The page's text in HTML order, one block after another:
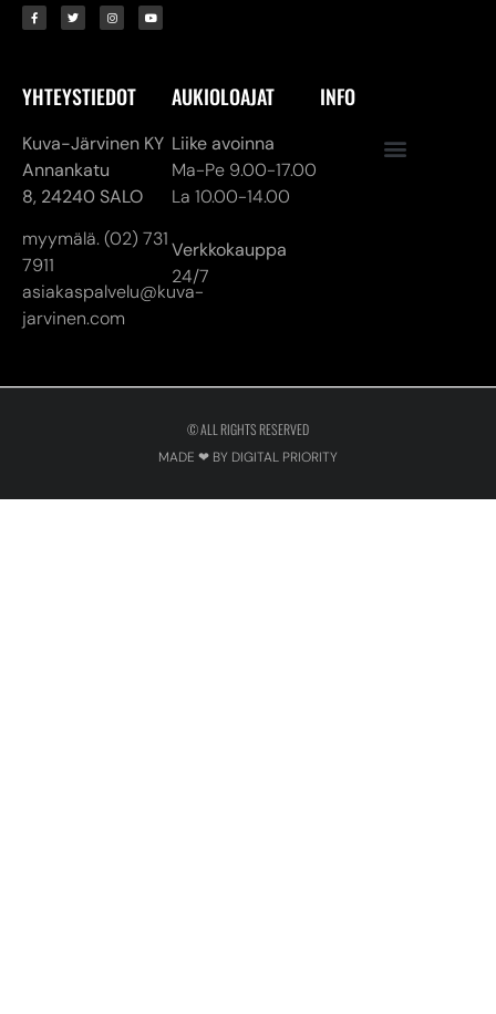
YHTEYSTIEDOT
Kuva-Järvinen KY
Annankatu
8, 24240 SALO
myymälä. (02) 731
7911
asiakaspalvelu@kuva-
jarvinen.com
AUKIOLOAJAT
Liike avoinna
Ma-Pe 9.00-17.00
La 10.00-14.00
Verkkokauppa
24/7
INFO
© ALL RIGHTS RESERVED
MADE ❤ BY DIGITAL PRIORITY